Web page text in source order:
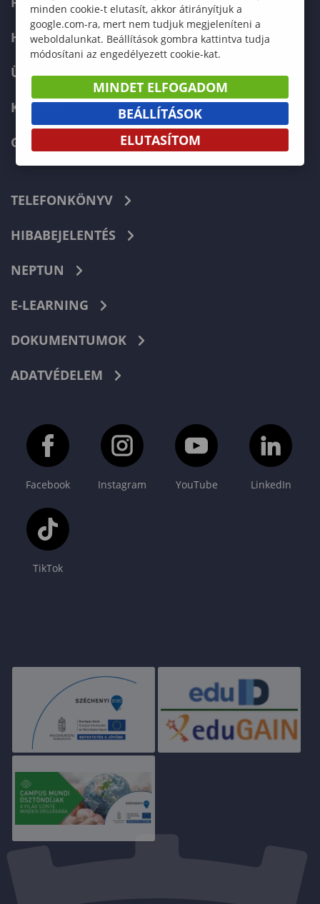
HALLGATÓKNAK
ÜZLETI PARTNEREKNEK
KARRIER
GREEN UNIVERSITY
TELEFONKÖNYV
HIBABEJELENTÉS
NEPTUN
E-LEARNING
DOKUMENTUMOK
ADATVÉDELEM
Facebook Instagram YouTube LinkedIn
TikTok
minden cookie-t elutasít, akkor átirányítjuk a
google.com-ra, mert nem tudjuk megjeleníteni a
weboldalunkat. Beállítások gombra kattintva tudja
módosítani az engedélyezett cookie-kat.
MINDET ELFOGADOM
BEÁLLÍTÁSOK
ELUTASÍTOM